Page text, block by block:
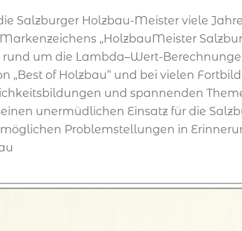
Salzburger Holzbau-Meister viele
„HolzbauMeister
um die Lambda–Wert-
„Best of Holzbau“ und bei vielen
und spannenden
unermüdlichen Einsatz für die
Problemstellungen in